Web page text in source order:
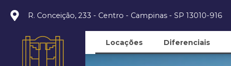
R. Conceição, 233 - Centro - Campinas - SP 13010-916
Locações Diferenciais